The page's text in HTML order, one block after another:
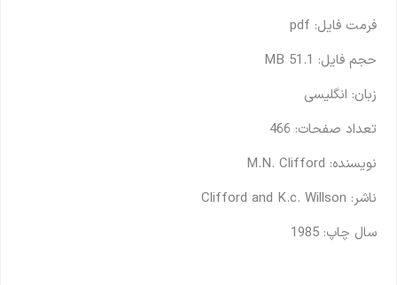
فرمت فایل: pdf
حجم فایل: 51.1 MB
زبان: انگلیسی
تعداد صفحات: 466
نویسنده: M.N. Clifford
ناشر: ‎ Clifford and K.c. Willson
سال چاپ: 1985